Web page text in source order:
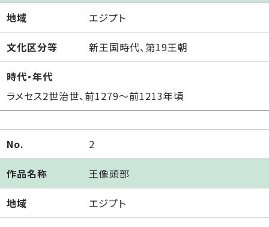
地域 エジプト
文化区分等 新王国時代、第19王朝
時代・年代
ラメセス2世治世、前1279～前1213年頃
No. 2
作品名称 王像頭部
地域 エジプト